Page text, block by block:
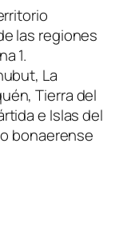
las regiones
1.
La
Tierra del
e Islas del
bonaerense